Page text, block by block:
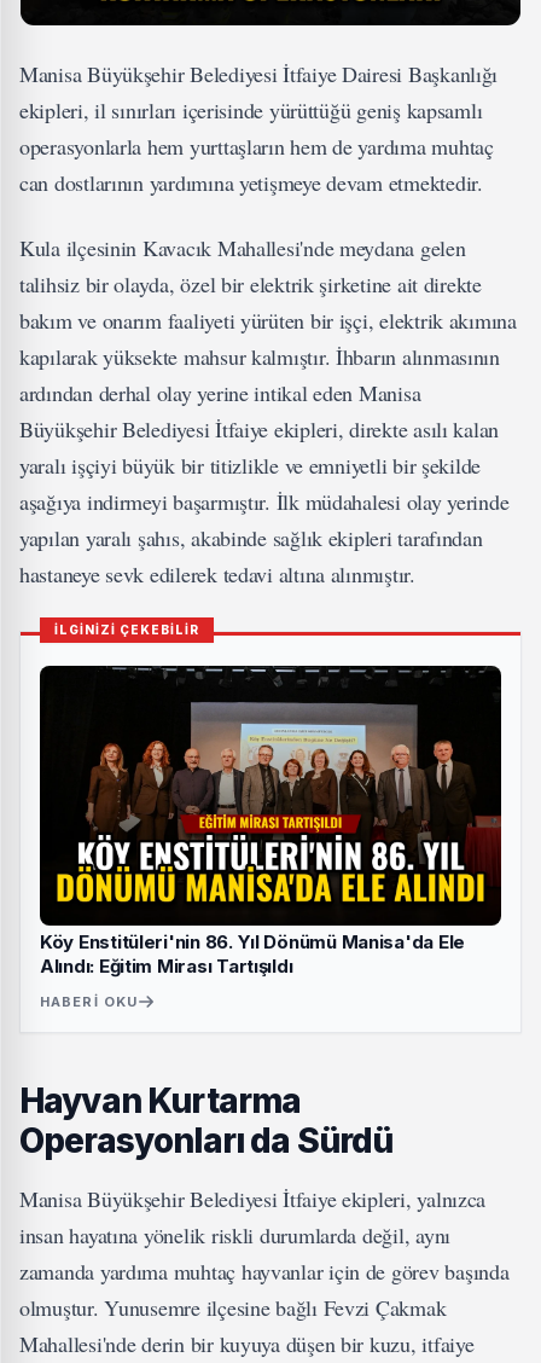
Manisa Büyükşehir Belediyesi İtfaiye Dairesi Başkanlığı
ekipleri, il sınırları içerisinde yürüttüğü geniş kapsamlı
operasyonlarla hem yurttaşların hem de yardıma muhtaç
can dostlarının yardımına yetişmeye devam etmektedir.
Kula ilçesinin Kavacık Mahallesi'nde meydana gelen
talihsiz bir olayda, özel bir elektrik şirketine ait direkte
bakım ve onarım faaliyeti yürüten bir işçi, elektrik akımına
kapılarak yüksekte mahsur kalmıştır. İhbarın alınmasının
ardından derhal olay yerine intikal eden Manisa
Büyükşehir Belediyesi İtfaiye ekipleri, direkte asılı kalan
yaralı işçiyi büyük bir titizlikle ve emniyetli bir şekilde
aşağıya indirmeyi başarmıştır. İlk müdahalesi olay yerinde
yapılan yaralı şahıs, akabinde sağlık ekipleri tarafından
hastaneye sevk edilerek tedavi altına alınmıştır.
İLGİNİZİ ÇEKEBİLİR
Köy Enstitüleri'nin 86. Yıl Dönümü Manisa'da Ele
Alındı: Eğitim Mirası Tartışıldı
HABERI OKU
Hayvan Kurtarma
Operasyonları da Sürdü
Manisa Büyükşehir Belediyesi İtfaiye ekipleri, yalnızca
insan hayatına yönelik riskli durumlarda değil, aynı
zamanda yardıma muhtaç hayvanlar için de görev başında
olmuştur. Yunusemre ilçesine bağlı Fevzi Çakmak
Mahallesi'nde derin bir kuyuya düşen bir kuzu, itfaiye